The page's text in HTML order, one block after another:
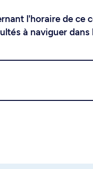
l'horaire de ce
à naviguer